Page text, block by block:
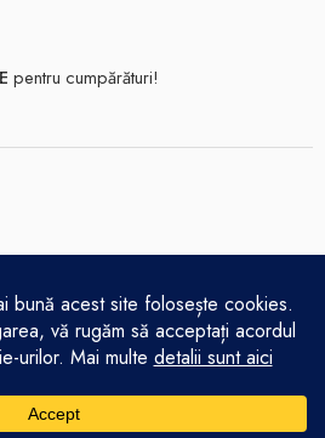
pentru cumpărături!
2026
Termeni și condiții